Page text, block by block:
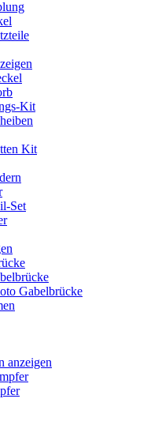
Kit
Kit
Set
Gabelbrücke
anzeigen